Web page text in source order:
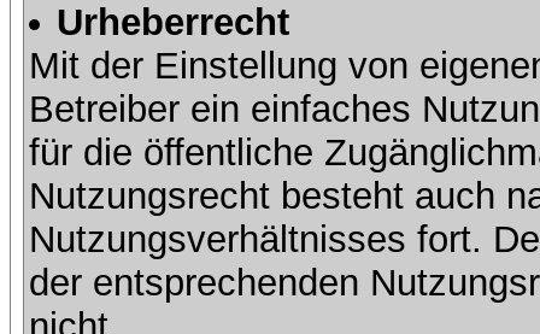
Urheberrecht
Mit der Einstellung von
Betreiber ein einfaches
für die öffentliche
Nutzungsrecht besteht auch
Nutzungsverhältnisses fort.
der entsprechenden